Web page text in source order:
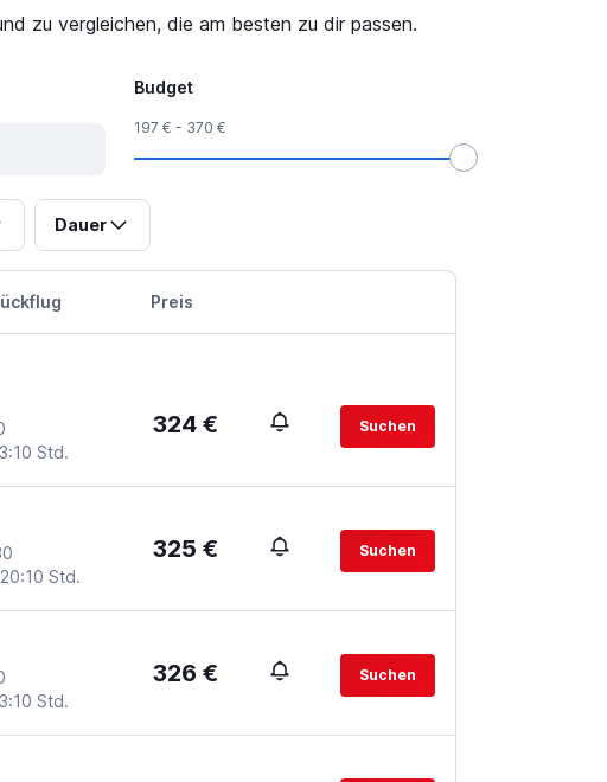
zu vergleichen, die am besten zu dir passen.
Budget
197 € - 370 €
Dauer
Preis
Std.
324 € Suchen
20:10 Std.
325 € Suchen
Std.
326 € Suchen